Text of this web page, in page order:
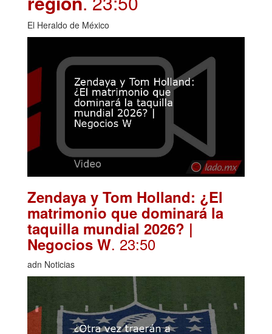
El Heraldo de México
Zendaya y Tom Holland: ¿El
matrimonio que dominará la
taquilla mundial 2026? |
Negocios W. 23:50
adn Noticias